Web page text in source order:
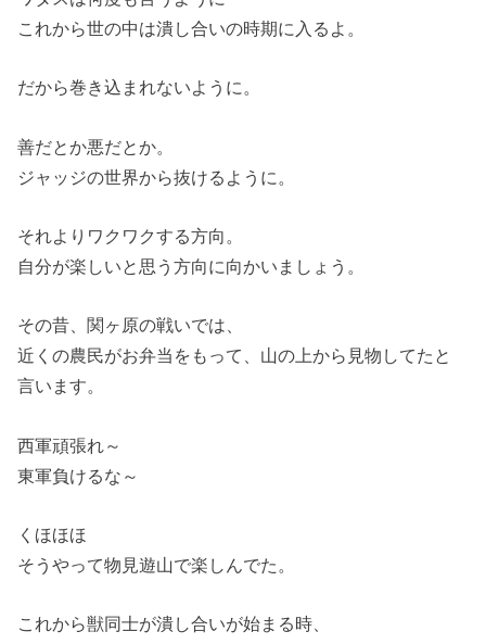
これから世の中は潰し合いの時期に入るよ。
だから巻き込まれないように。
善だとか悪だとか。
ジャッジの世界から抜けるように。
それよりワクワクする方向。
自分が楽しいと思う方向に向かいましょう。
その昔、関ヶ原の戦いでは、
近くの農民がお弁当をもって、山の上から見物してたと
言います。
西軍頑張れ～
東軍負けるな～
くほほほ
そうやって物見遊山で楽しんでた。
これから獣同士が潰し合いが始まる時、